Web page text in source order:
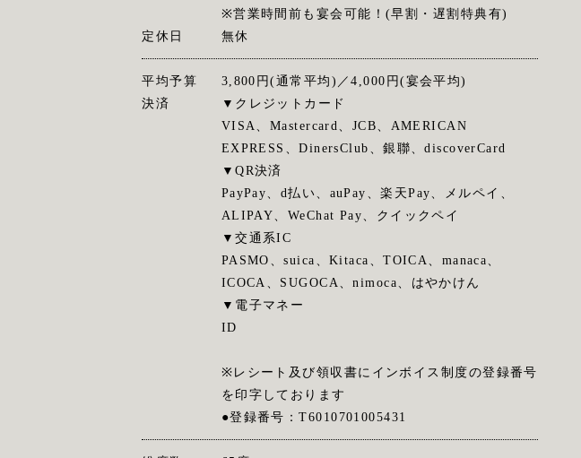
※営業時間前も宴会可能！(早割・遅割特典有)
定休日
無休
平均予算
3,800円(通常平均)／4,000円(宴会平均)
決済
▼クレジットカード
VISA、Mastercard、JCB、AMERICAN
EXPRESS、DinersClub、銀聯、discoverCard
▼QR決済
PayPay、d払い、auPay、楽天Pay、メルペイ、
ALIPAY、WeChat Pay、クイックペイ
▼交通系IC
PASMO、suica、Kitaca、TOICA、manaca、
ICOCA、SUGOCA、nimoca、はやかけん
▼電子マネー
ID
※レシート及び領収書にインボイス制度の登録番号
を印字しております
●登録番号：T6010701005431